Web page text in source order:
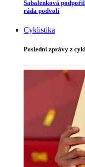
Sabalenková
ráda podvolí
Cyklistika
Poslední zprávy z